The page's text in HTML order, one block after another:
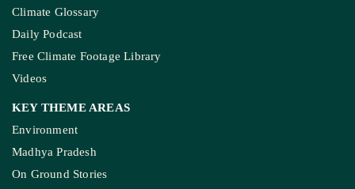
Climate Glossary
Daily Podcast
Free Climate Footage Library
Videos
KEY THEME AREAS
Environment
Madhya Pradesh
On Ground Stories